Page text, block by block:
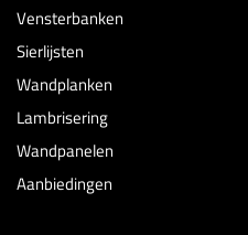
Vensterbanken
Sierlijsten
Wandplanken
Lambrisering
Wandpanelen
Aanbiedingen